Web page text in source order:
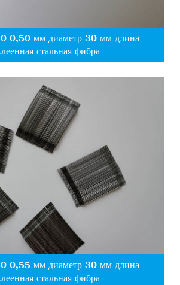
0,50 мм диаметр 30 мм длина
стальная фибра
0,55 мм диаметр 30 мм длина
стальная фибра